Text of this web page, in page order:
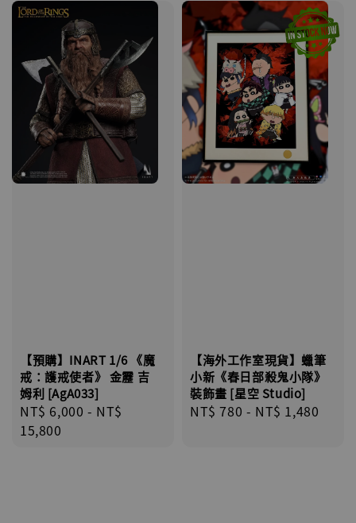
【預購】INART 1/6 《魔
戒：護戒使者》 金靂 吉
姆利 [AgA033]
Regular
price
NT$ 6,000 - NT$
15,800
【海外工作室現貨】蠟筆
小新《春日部殺鬼小隊》
裝飾畫 [星空 Studio]
Regular
NT$ 780 - NT$ 1,480